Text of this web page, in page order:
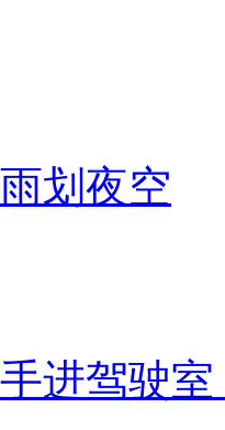
划夜空
进驾驶